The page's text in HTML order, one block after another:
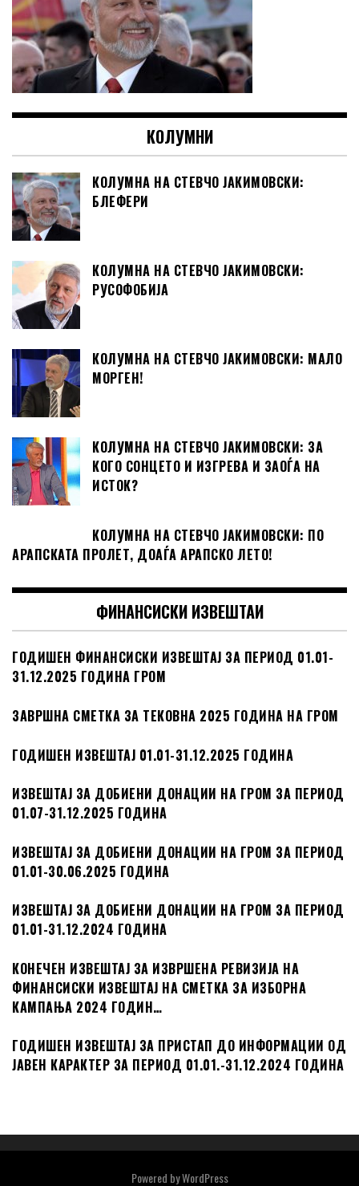
КОЛУМНИ
КОЛУМНА НА СТЕВЧО ЈАКИМОВСКИ:
БЛЕФЕРИ
КОЛУМНА НА СТЕВЧО ЈАКИМОВСКИ:
РУСОФОБИЈА
КОЛУМНА НА СТЕВЧО ЈАКИМОВСКИ: МАЛО
МОРГЕН!
КОЛУМНА НА СТЕВЧО ЈАКИМОВСКИ: ЗА
КОГО СОНЦЕТО И ИЗГРЕВА И ЗАОЃА НА
ИСТОК?
КОЛУМНА НА СТЕВЧО ЈАКИМОВСКИ: ПО
АРАПСКАТА ПРОЛЕТ, ДОАЃА АРАПСКО ЛЕТО!
ФИНАНСИСКИ ИЗВЕШТАИ
ГОДИШЕН ФИНАНСИСКИ ИЗВЕШТАЈ ЗА ПЕРИОД 01.01-
31.12.2025 ГОДИНА ГРОМ
ЗАВРШНА СМЕТКА ЗА ТЕКОВНА 2025 ГОДИНА НА ГРОМ
ГОДИШЕН ИЗВЕШТАЈ 01.01-31.12.2025 ГОДИНА
ИЗВЕШТАЈ ЗА ДОБИЕНИ ДОНАЦИИ НА ГРОМ ЗА ПЕРИОД
01.07-31.12.2025 ГОДИНА
ИЗВЕШТАЈ ЗА ДОБИЕНИ ДОНАЦИИ НА ГРОМ ЗА ПЕРИОД
01.01-30.06.2025 ГОДИНА
ИЗВЕШТАЈ ЗА ДОБИЕНИ ДОНАЦИИ НА ГРОМ ЗА ПЕРИОД
01.01-31.12.2024 ГОДИНА
КОНЕЧЕН ИЗВЕШТАЈ ЗА ИЗВРШЕНА РЕВИЗИЈА НА
ФИНАНСИСКИ ИЗВЕШТАЈ НА СМЕТКА ЗА ИЗБОРНА
КАМПАЊА 2024 ГОДИН…
ГОДИШЕН ИЗВЕШТАЈ ЗА ПРИСТАП ДО ИНФОРМАЦИИ ОД
ЈАВЕН КАРАКТЕР ЗА ПЕРИОД 01.01.-31.12.2024 ГОДИНА
Powered byWordPress